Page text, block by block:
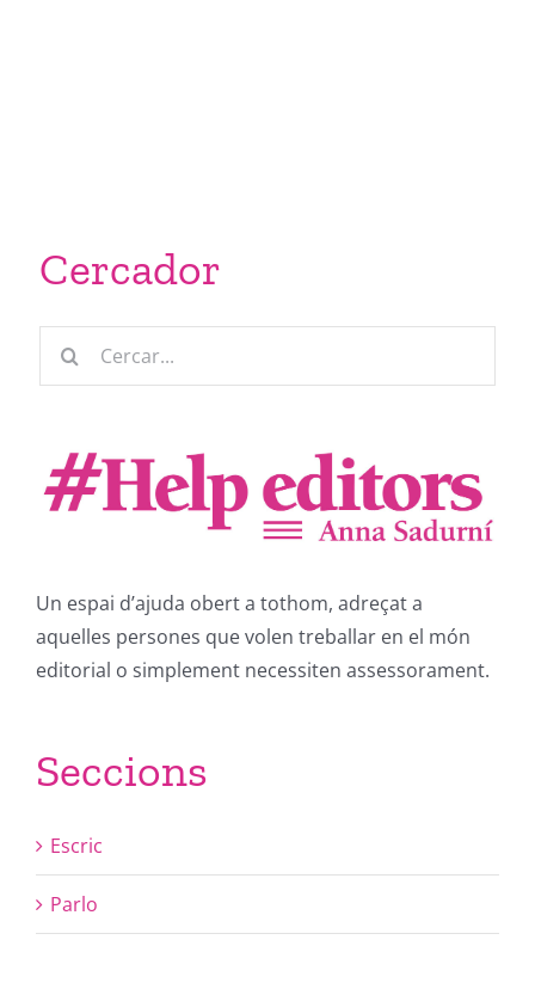
Cercador
Cerca
Un espai d’ajuda obert a tothom, adreçat a
aquelles persones que volen treballar en el món
editorial o simplement necessiten assessorament.
Seccions
Escric
Parlo